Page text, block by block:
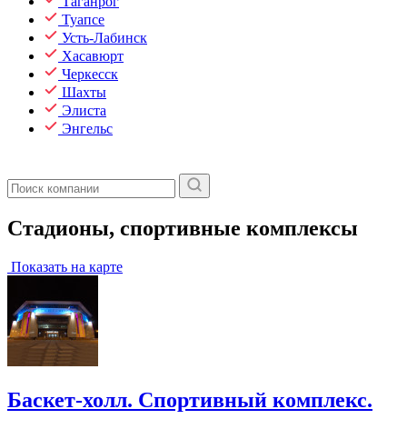
Туапсе
Усть-Лабинск
Хасавюрт
Черкесск
Шахты
Элиста
Энгельс
Стадионы, спортивные комплексы
Показать на карте
Баскет-холл. Спортивный комплекс.